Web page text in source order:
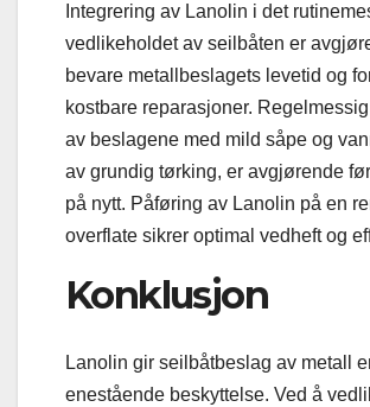
Integrering av Lanolin i det
vedlikeholdet av seilbåten er
bevare metallbeslagets levetid og
kostbare reparasjoner.
av beslagene med mild såpe og
av grundig tørking, er avgjørende
på nytt. Påføring av Lanolin på en
overflate sikrer optimal vedheft og
Konklusjon
Lanolin gir seilbåtbeslag av metall
enestående beskyttelse. Ved å